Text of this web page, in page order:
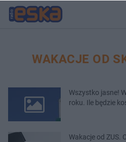
WAKACJE OD
Wszystko jasne!
roku. Ile będzie
Wakacje od ZUS.